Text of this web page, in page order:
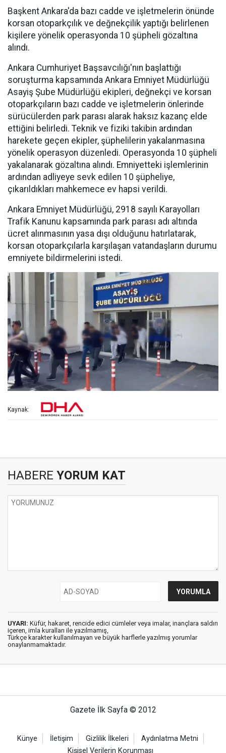
Başkent Ankara'da bazı cadde ve işletmelerin önünde
korsan otoparkçılık ve değnekçilik yaptığı belirlenen
kişilere yönelik operasyonda 10 şüpheli gözaltına
alındı.
Ankara Cumhuriyet Başsavcılığı'nın başlattığı
soruşturma kapsamında Ankara Emniyet Müdürlüğü
Asayiş Şube Müdürlüğü ekipleri, değnekçi ve korsan
otoparkçıların bazı cadde ve işletmelerin önlerinde
sürücülerden park parası alarak haksız kazanç elde
ettiğini belirledi. Teknik ve fiziki takibin ardından
harekete geçen ekipler, şüphelilerin yakalanmasına
yönelik operasyon düzenledi. Operasyonda 10 şüpheli
yakalanarak gözaltına alındı. Emniyetteki işlemlerinin
ardından adliyeye sevk edilen 10 şüpheliye,
çıkarıldıkları mahkemece ev hapsi verildi.
Ankara Emniyet Müdürlüğü, 2918 sayılı Karayolları
Trafik Kanunu kapsamında park parası adı altında
ücret alınmasının yasa dışı olduğunu hatırlatarak,
korsan otoparkçılarla karşılaşan vatandaşların durumu
emniyete bildirmelerini istedi.
Kaynak:
HABERE YORUM KAT
UYARI: Küfür, hakaret, rencide edici cümleler veya imalar, inançlara saldırı
içeren, imla kuralları ile yazılmamış,
Türkçe karakter kullanılmayan ve büyük harflerle yazılmış yorumlar
onaylanmamaktadır.
Gazete İlk Sayfa © 2012
Künye İletişim Gizlilik İlkeleri
Aydınlatma Metni
Kişisel Verilerin Korunması